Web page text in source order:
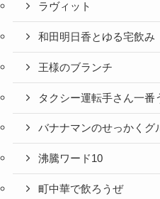
ラヴィット
和田明日香とゆる宅飲み
王様のブランチ
タクシー運転手さん一番
バナナマンのせっかくグ
沸騰ワード10
町中華で飲ろうぜ